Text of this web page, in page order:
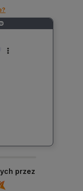
?
przez